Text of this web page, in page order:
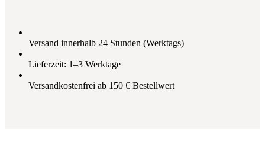
Versand innerhalb 24 Stunden (Werktags)
Lieferzeit: 1–3 Werktage
Versandkostenfrei ab 150 € Bestellwert